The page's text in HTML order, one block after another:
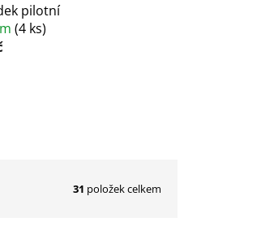
pilotní
(4 ks)
31 položek celkem